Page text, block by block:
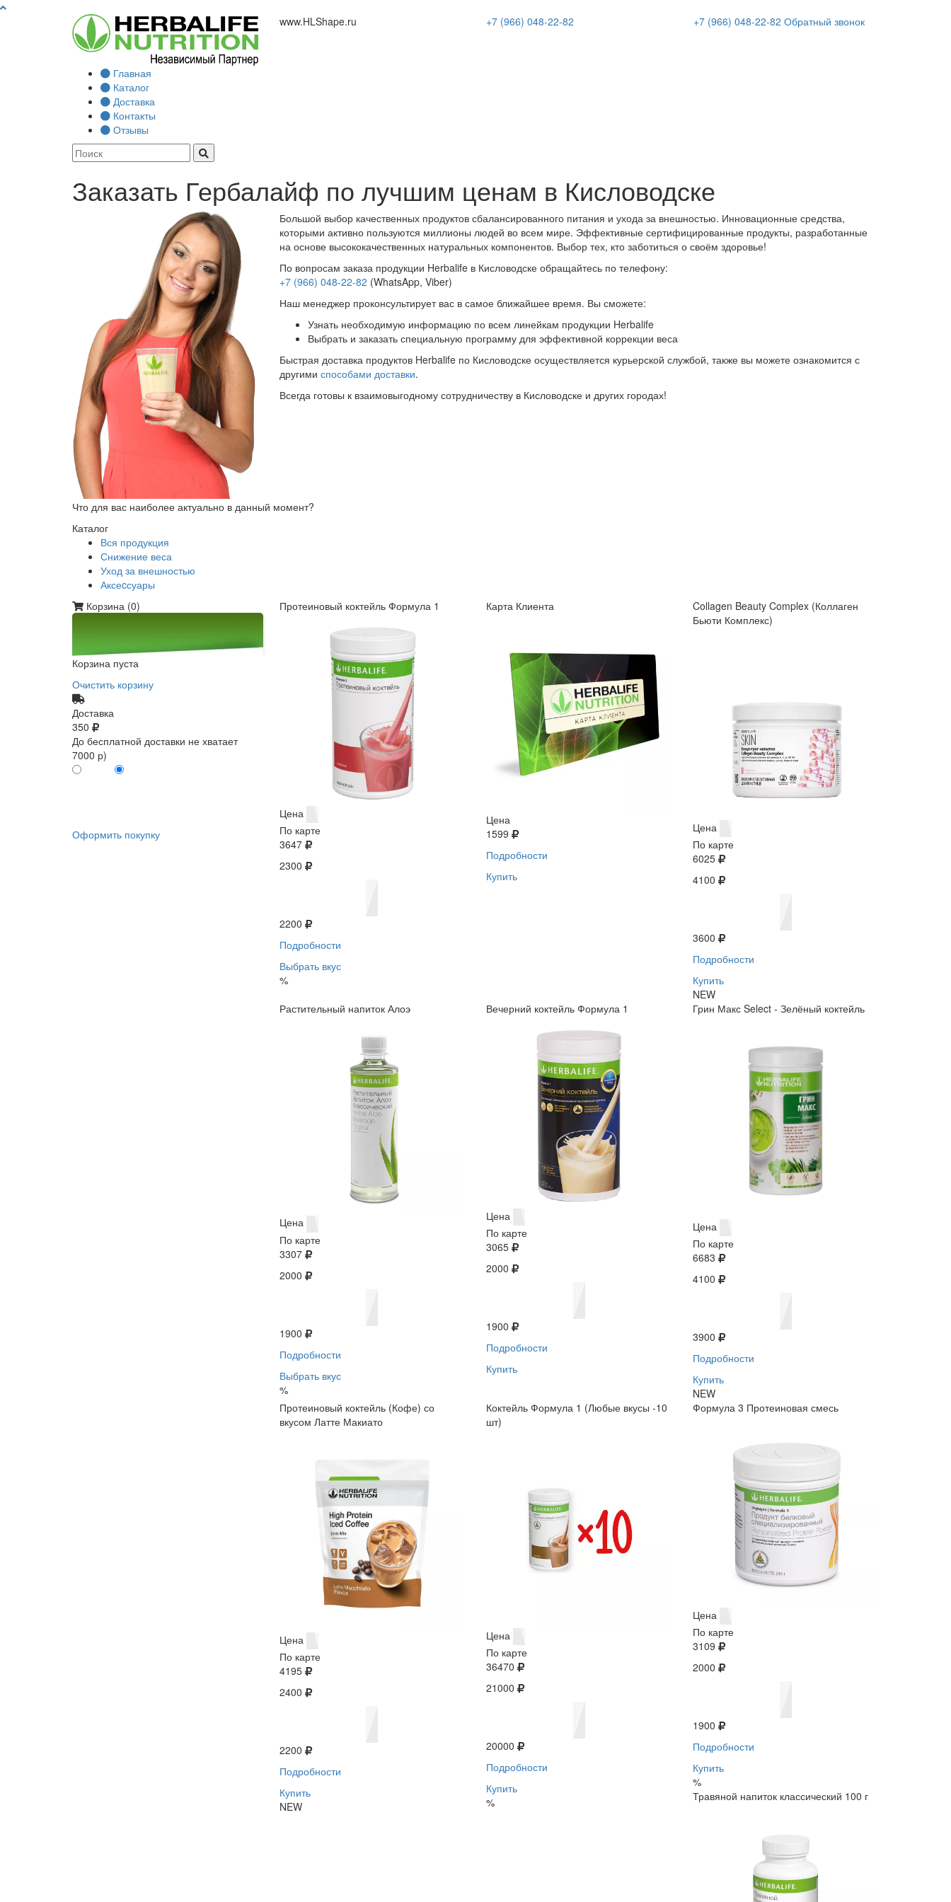
www.HLShape.ru +7 (966) 048-22-82 +7 (966) 048-22-82 Обратный звонок
Главная
Каталог
Доставка
Контакты
Отзывы
Заказать Гербалайф по лучшим ценам в Кисловодске
Большой выбор качественных продуктов сбалансированного питания и ухода за внешностью. Инновационные средства,
которыми активно пользуются миллионы людей во всем мире. Эффективные сертифицированные продукты, разработанные
на основе высококачественных натуральных компонентов. Выбор тех, кто заботиться о своём здоровье!
По вопросам заказа продукции Herbalife в Кисловодске обращайтесь по телефону:
+7 (966) 048-22-82 (WhatsApp, Viber)
Наш менеджер проконсультирует вас в самое ближайшее время. Вы сможете:
Узнать необходимую информацию по всем линейкам продукции Herbalife
Выбрать и заказать специальную программу для эффективной коррекции веса
Быстрая доставка продуктов Herbalife по Кисловодске осуществляется курьерской службой, также вы можете ознакомится с
другими способами доставки.
Всегда готовы к взаимовыгодному сотрудничеству в Кисловодске и других городах!
Что для вас наиболее актуально в данный момент?
Каталог
Вся продукция
Снижение веса
Уход за внешностью
Аксеcсуары
Корзина (0)
Корзина пуста
Очистить корзину
Доставка
350
До бесплатной доставки не хватает
7000 р)
Оформить покупку
Протеиновый коктейль Формула 1
Цена
По карте
3647
2300
2200
Подробности
Выбрать вкус
%
Карта Клиента
Цена
1599
Подробности
Купить
Collagen Beauty Complex (Коллаген
Бьюти Комплекс)
Цена
По карте
6025
4100
3600
Подробности
Купить
NEW
Растительный напиток Алоэ
Цена
По карте
3307
2000
1900
Подробности
Выбрать вкус
%
Вечерний коктейль Формула 1
Цена
По карте
3065
2000
1900
Подробности
Купить
Грин Макс Select - Зелёный коктейль
Цена
По карте
6683
4100
3900
Подробности
Купить
NEW
Протеиновый коктейль (Кофе) со
вкусом Латте Макиато
Цена
По карте
4195
2400
2200
Подробности
Купить
NEW
Коктейль Формула 1 (Любые вкусы -10
шт)
Цена
По карте
36470
21000
20000
Подробности
Купить
%
Формула 3 Протеиновая смесь
Цена
По карте
3109
2000
1900
Подробности
Купить
%
Травяной напиток классический 100 г